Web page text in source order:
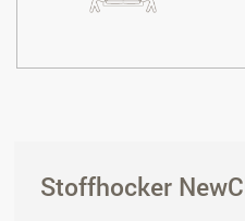
Stoffhocker